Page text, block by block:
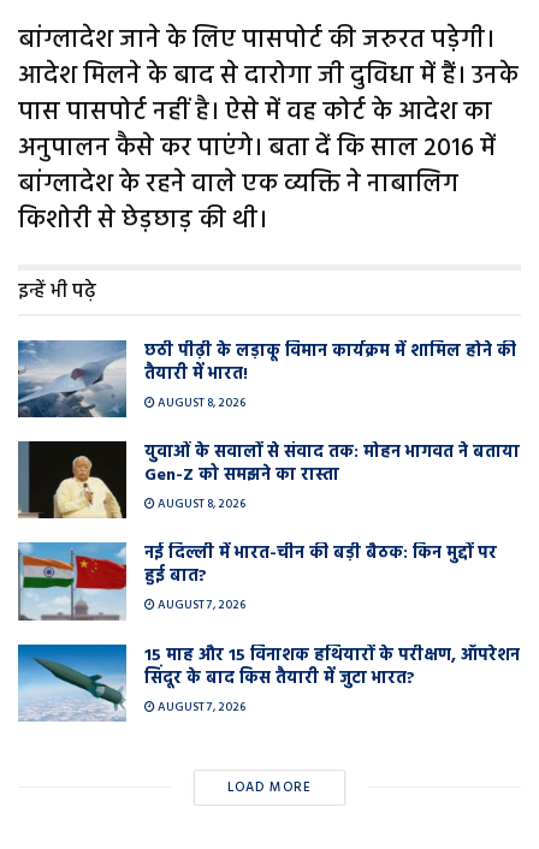
बांग्लादेश जाने के लिए पासपोर्ट की जरुरत पड़ेगी।
आदेश मिलने के बाद से दारोगा जी दुविधा में हैं। उनके
पास पासपोर्ट नहीं है। ऐसे में वह कोर्ट के आदेश का
अनुपालन कैसे कर पाएंगे। बता दें कि साल 2016 में
बांग्लादेश के रहने वाले एक व्यक्ति ने नाबालिग
किशोरी से छेड़छाड़ की थी।
इन्हें भी पढ़े
छठी पीढ़ी के लड़ाकू विमान कार्यक्रम में शामिल होने की
तैयारी में भारत!
AUGUST 8, 2026
युवाओं के सवालों से संवाद तक: मोहन भागवत ने बताया
Gen-Z को समझने का रास्ता
AUGUST 8, 2026
नई दिल्ली में भारत-चीन की बड़ी बैठक: किन मुद्दों पर
हुई बात?
AUGUST 7, 2026
15 माह और 15 विनाशक हथियारों के परीक्षण, ऑपरेशन
सिंदूर के बाद किस तैयारी में जुटा भारत?
AUGUST 7, 2026
LOAD MORE